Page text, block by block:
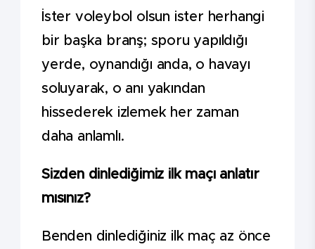
İster voleybol olsun ister herhangi
bir başka branş; sporu yapıldığı
yerde, oynandığı anda, o havayı
soluyarak, o anı yakından
hissederek izlemek her zaman
daha anlamlı.
Sizden dinlediğimiz ilk maçı anlatır
mısınız?
Benden dinlediğiniz ilk maç az önce